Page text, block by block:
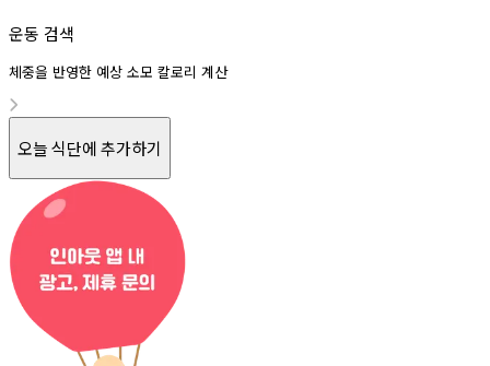
운동 검색
체중을 반영한 예상 소모 칼로리 계산
오늘 식단에 추가하기